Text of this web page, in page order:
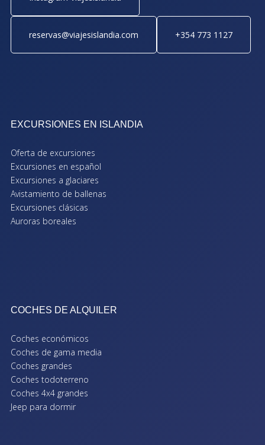
reservas@viajesislandia.com +354 773 1127
EXCURSIONES EN ISLANDIA
Oferta de excursiones
Excursiones en español
Excursiones a glaciares
Avistamiento de ballenas
Excursiones clásicas
Auroras boreales
COCHES DE ALQUILER
Coches económicos
Coches de gama media
Coches grandes
Coches todoterreno
Coches 4x4 grandes
Jeep para dormir